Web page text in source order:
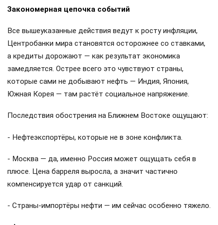
Закономерная цепочка событий
Все вышеуказанные действия ведут к росту инфляции,
Центробанки мира становятся осторожнее со ставками,
а кредиты дорожают — как результат экономика
замедляется. Острее всего это чувствуют страны,
которые сами не добывают нефть — Индия, Япония,
Южная Корея — там растёт социальное напряжение.
Последствия обострения на Ближнем Востоке ощущают:
- Нефтеэкспортёры, которые не в зоне конфликта.
- Москва — да, именно Россия может ощущать себя в
плюсе. Цена барреля выросла, а значит частично
компенсируется удар от санкций.
- Страны-импортёры нефти — им сейчас особенно тяжело.